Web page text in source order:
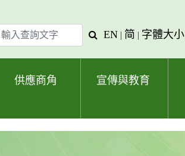
查
字
EN | 简 | 字體大小
供應商角 宣傳與教育